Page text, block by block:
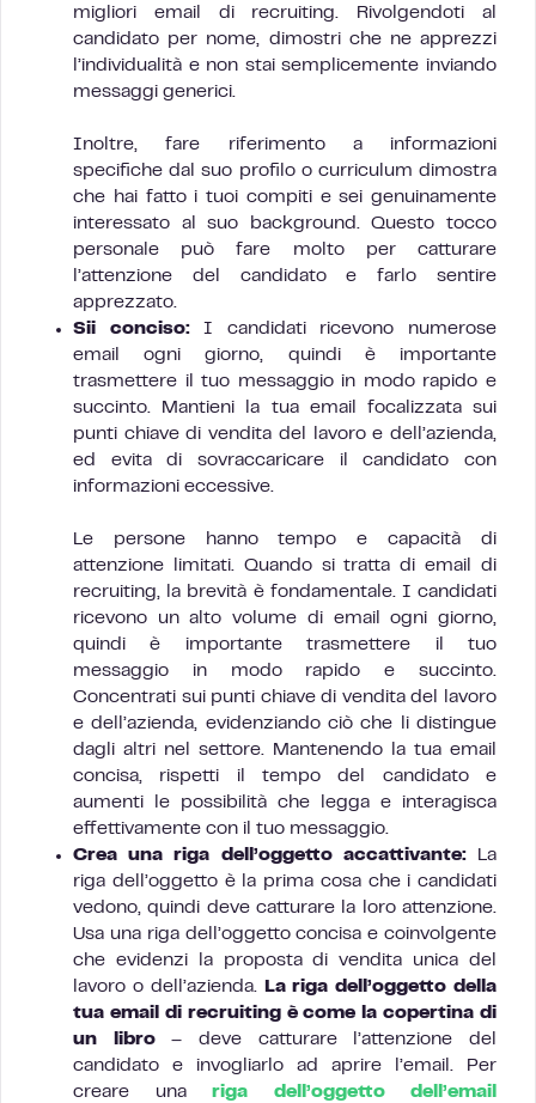
migliori email di recruiting. Rivolgendoti al
candidato per nome, dimostri che ne apprezzi
l’individualità e non stai semplicemente inviando
messaggi generici.
Inoltre, fare riferimento a informazioni
specifiche dal suo profilo o curriculum dimostra
che hai fatto i tuoi compiti e sei genuinamente
interessato al suo background. Questo tocco
personale può fare molto per catturare
l’attenzione del candidato e farlo sentire
apprezzato.
Sii conciso:I candidati ricevono numerose
email ogni giorno, quindi è importante
trasmettere il tuo messaggio in modo rapido e
succinto. Mantieni la tua email focalizzata sui
punti chiave di vendita del lavoro e dell’azienda,
ed evita di sovraccaricare il candidato con
informazioni eccessive.
Le persone hanno tempo e capacità di
attenzione limitati. Quando si tratta di email di
recruiting, la brevità è fondamentale. I candidati
ricevono un alto volume di email ogni giorno,
quindi è importante trasmettere il tuo
messaggio in modo rapido e succinto.
Concentrati sui punti chiave di vendita del lavoro
e dell’azienda, evidenziando ciò che li distingue
dagli altri nel settore. Mantenendo la tua email
concisa, rispetti il tempo del candidato e
aumenti le possibilità che legga e interagisca
effettivamente con il tuo messaggio.
Crea una riga dell’oggetto accattivante:La
riga dell’oggetto è la prima cosa che i candidati
vedono, quindi deve catturare la loro attenzione.
Usa una riga dell’oggetto concisa e coinvolgente
che evidenzi la proposta di vendita unica del
lavoro o dell’azienda.
La riga dell’oggetto della
tua email di recruiting è come la copertina di
un libro– deve catturare l’attenzione del
candidato e invogliarlo ad aprire l’email. Per
creare una riga dell’oggetto dell’email